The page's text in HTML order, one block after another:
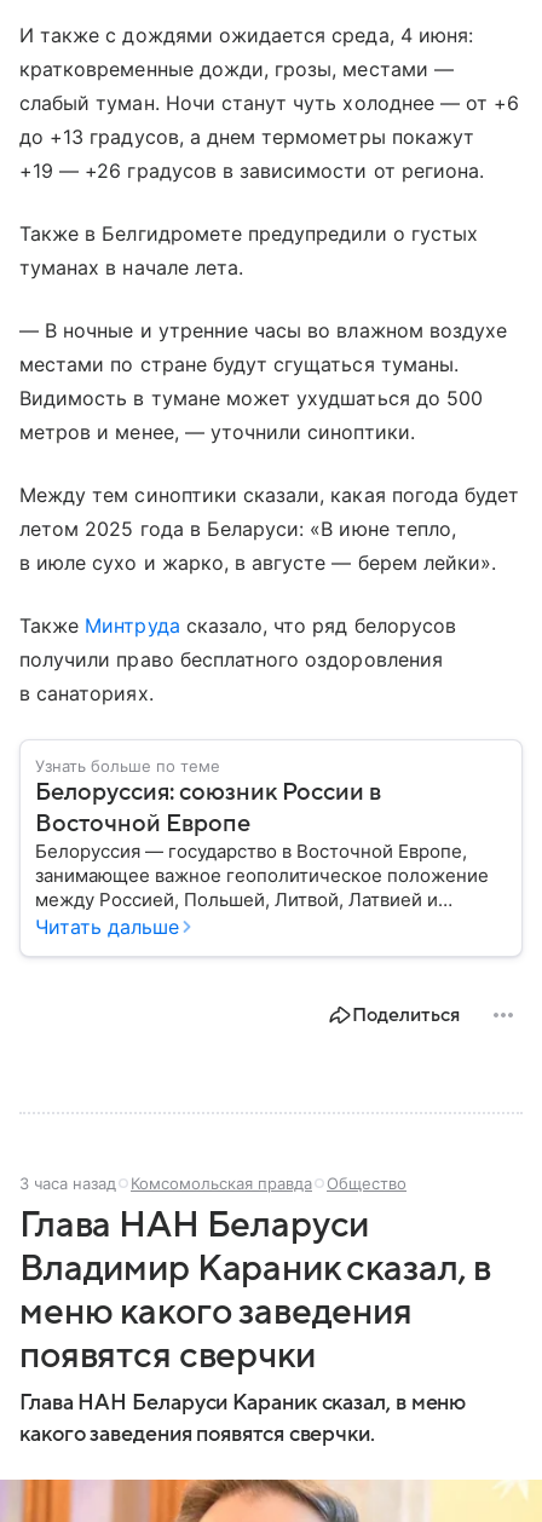
И также с дождями ожидается среда, 4 июня:
кратковременные дожди, грозы, местами —
слабый туман. Ночи станут чуть холоднее — от +6
до +13 градусов, а днем термометры покажут
+19 — +26 градусов в зависимости от региона.
Также в Белгидромете предупредили о густых
туманах в начале лета.
— В ночные и утренние часы во влажном воздухе
местами по стране будут сгущаться туманы.
Видимость в тумане может ухудшаться до 500
метров и менее, — уточнили синоптики.
Между тем синоптики сказали, какая погода будет
летом 2025 года в Беларуси: «В июне тепло,
в июле сухо и жарко, в августе — берем лейки».
Также Минтруда сказало, что ряд белорусов
получили право бесплатного оздоровления
в санаториях.
Узнать больше по теме
Белоруссия: союзник России в
Восточной Европе
Белоруссия — государство в Восточной Европе,
занимающее важное геополитическое положение
между Россией, Польшей, Литвой, Латвией и
Украиной. Несмотря на свою небольшую
Читать дальше
Поделиться
3 часа назад Комсомольская правда Общество
Глава НАН Беларуси
Владимир Караник сказал, в
меню какого заведения
появятся сверчки
Глава НАН Беларуси Караник сказал, в меню
какого заведения появятся сверчки.